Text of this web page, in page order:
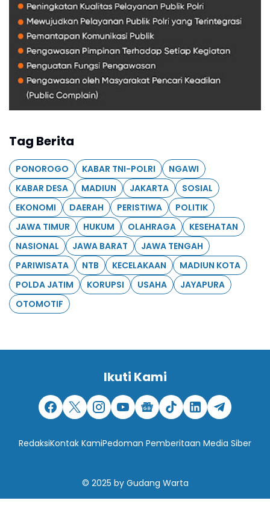
Tag Berita
PONOROGO KABAR TNI-POLRI
NGAWI
KABAR DESA
MADIUN JAKARTA
SOSIAL
EKONOMI
DAERAH PERISTIWA
POLITIK
JAWA TIMUR
HUKUM OLAHRAGA
KESEHATAN
NASIONAL
JAWA BARAT
JAWA TENGAH
PARIWISATA
NTB KECELAKAAN
MADIUN KOTA
POLDA JATIM
KORUPSI USAHA
JAYAPURA
OTOMOTIF
Ikuti Kami
RedaksiKontak KamiPedoman Pemberitaan Media Siber
© 2025 by Gudang Warta